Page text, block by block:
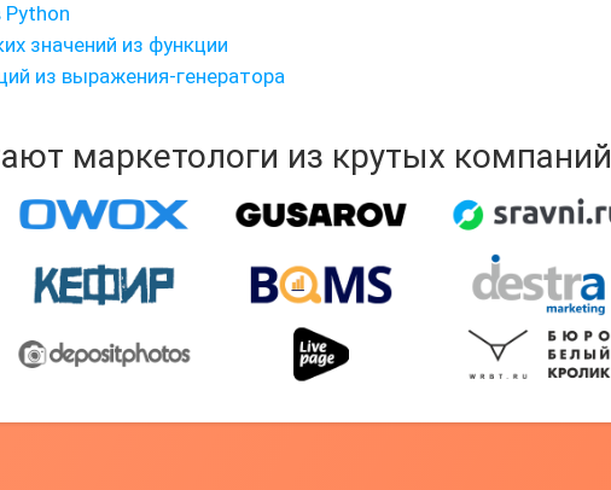
Python
значений из функции
из выражения-генератора
маркетологи из крутых компаний